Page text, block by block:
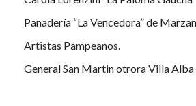
Panadería “La Vencedora” de
Artistas Pampeanos.
General San Martin otrora Villa Alba